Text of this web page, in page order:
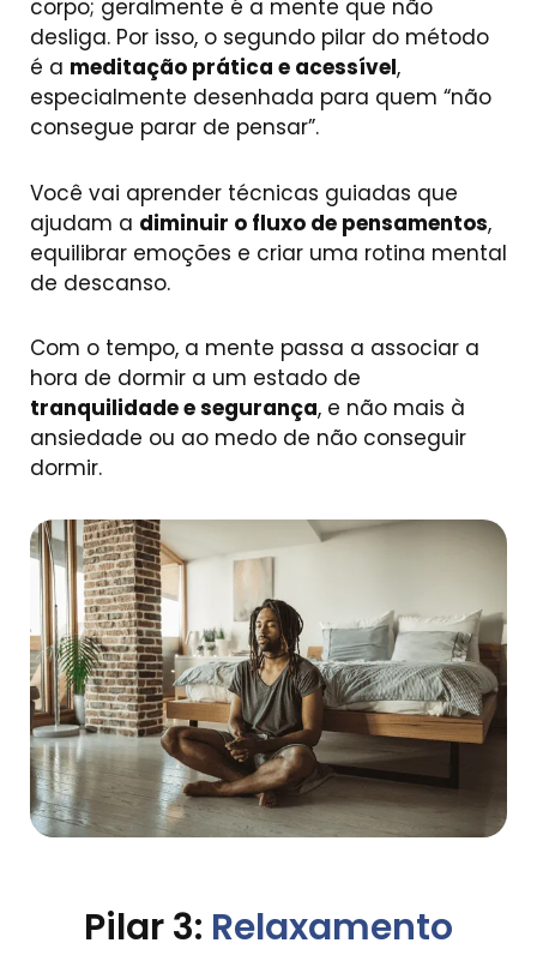
corpo; geralmente é a mente que não
desliga. Por isso, o segundo pilar do método
é a meditação prática e acessível,
especialmente desenhada para quem “não
consegue parar de pensar”.
Você vai aprender técnicas guiadas que
ajudam a diminuir o fluxo de pensamentos,
equilibrar emoções e criar uma rotina mental
de descanso.
Com o tempo, a mente passa a associar a
hora de dormir a um estado de
tranquilidade e segurança, e não mais à
ansiedade ou ao medo de não conseguir
dormir.
Pilar 3: Relaxamento